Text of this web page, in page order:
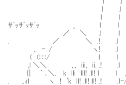
ｌ .l
l l ｻﾞｯｻﾞｯｻ
ｻﾞｯｻﾞｯｻﾞｯ _ l
／ ＼ .l l
. ／ ＼ .! .l ,
,. - ./ ヽ! .l ,ｌ､ '::;l.
( (:::::/ l l {.! ｀ ､.ヽ.
,l ＼＼ ,,, iii, ii, .! .l ｊ ｉ
{| ` ､＼. k lli lll! .ll! l l ,.- 、＿
. ,.ｨl ヽ ! 'k ll! .ll! ll! .! .ｌ-/